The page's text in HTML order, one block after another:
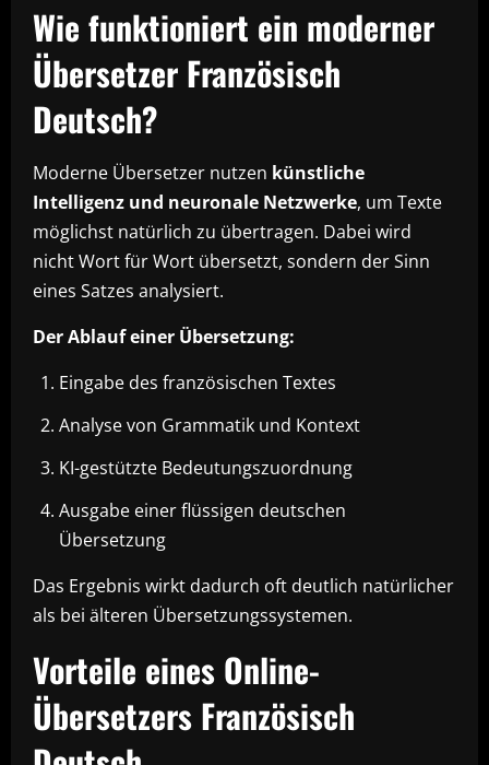
Wie funktioniert ein moderner
Übersetzer Französisch
Deutsch?
Moderne Übersetzer nutzen künstliche
Intelligenz und neuronale Netzwerke, um Texte
möglichst natürlich zu übertragen. Dabei wird
nicht Wort für Wort übersetzt, sondern der Sinn
eines Satzes analysiert.
Der Ablauf einer Übersetzung:
Eingabe des französischen Textes
Analyse von Grammatik und Kontext
KI-gestützte Bedeutungszuordnung
Ausgabe einer flüssigen deutschen
Übersetzung
Das Ergebnis wirkt dadurch oft deutlich natürlicher
als bei älteren Übersetzungssystemen.
Vorteile eines Online-
Übersetzers Französisch